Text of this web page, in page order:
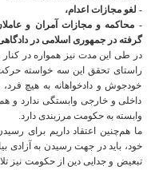
- لغو مجازات اعدام،
- محاکمه و مجازات آمران و
گرفته در جمهوری اسلامی در
در طی این مدت نیز همواره در کنار و
راستای تحقق این سه خواسته
خودجوش و دادخواهانه به هیچ
داخلی و خارجی وابستگی ندارد و
وابسته به حکومت مرزبندی دارد.
ما هم‌چنین اعتقاد داریم برای
خود، باید در جهت رسیدن به آزادی
تبعیض و جدایی دین از حکومت نیز